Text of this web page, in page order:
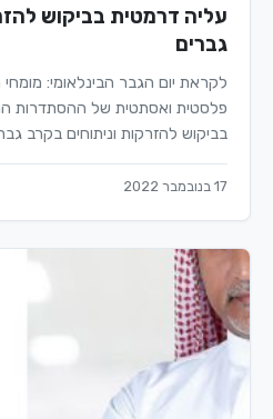
עליה דרמטית בביקוש
גברים
לקראת יום הגבר הבינלאומי: מומחי
פלסטית ואסתטית של ההסתדרות
בביקוש להזרקות וניתוחים בקרב
17 בנובמבר 2022